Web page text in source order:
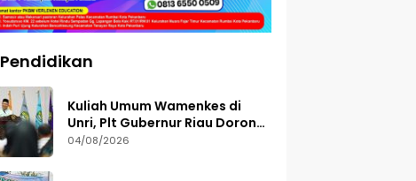
Pendidikan
Kuliah Umum Wamenkes di
Unri, Plt Gubernur Riau Dorong
Riset Jadi Dasar Kebijakan
04/08/2026